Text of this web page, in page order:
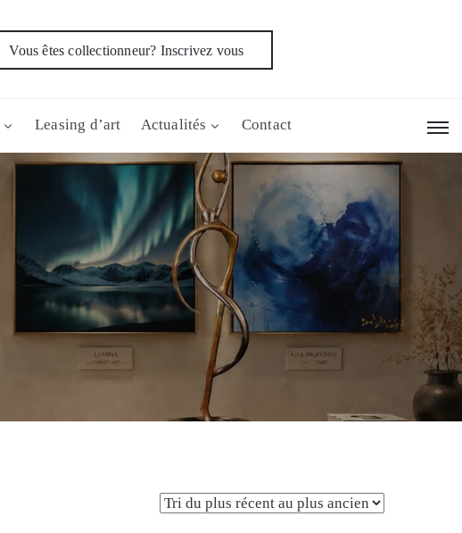
Vous êtes collectionneur? Inscrivez vous
Leasing d’art Actualités Contact